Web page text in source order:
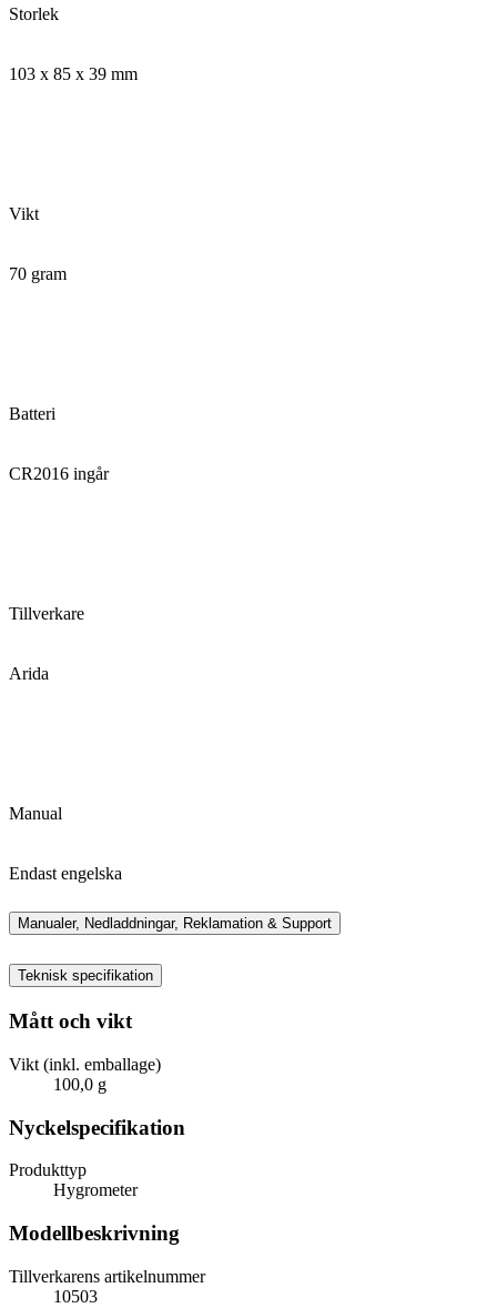
Storlek
103 x 85 x 39 mm
Vikt
70 gram
Batteri
CR2016 ingår
Tillverkare
Arida
Manual
Endast engelska
Manualer, Nedladdningar, Reklamation & Support
Teknisk specifikation
Mått och vikt
Vikt (inkl. emballage)
100,0 g
Nyckelspecifikation
Produkttyp
Hygrometer
Modellbeskrivning
Tillverkarens artikelnummer
10503